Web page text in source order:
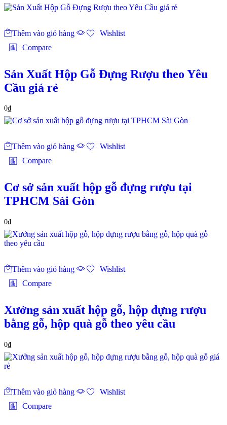
Thêm vào giỏ hàng
Wishlist
Compare
Sản Xuất Hộp Gỗ Đựng Rượu theo Yêu
Cầu giá rẻ
0₫
Thêm vào giỏ hàng
Wishlist
Compare
Cơ sở sản xuất hộp gỗ đựng rượu tại
TPHCM Sài Gòn
0₫
Thêm vào giỏ hàng
Wishlist
Compare
Xưởng sản xuất hộp gỗ, hộp đựng rượu
bằng gỗ, hộp quà gỗ theo yêu cầu
0₫
Thêm vào giỏ hàng
Wishlist
Compare